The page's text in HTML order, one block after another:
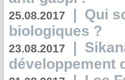
25.08.2017 | Qui
biologiques ?
23.08.2017 |
développement